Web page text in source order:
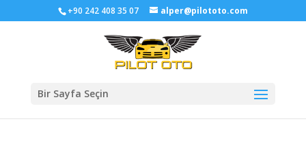
+90 242 408 35 07 alper@pilototo.com
Bir Sayfa Seçin